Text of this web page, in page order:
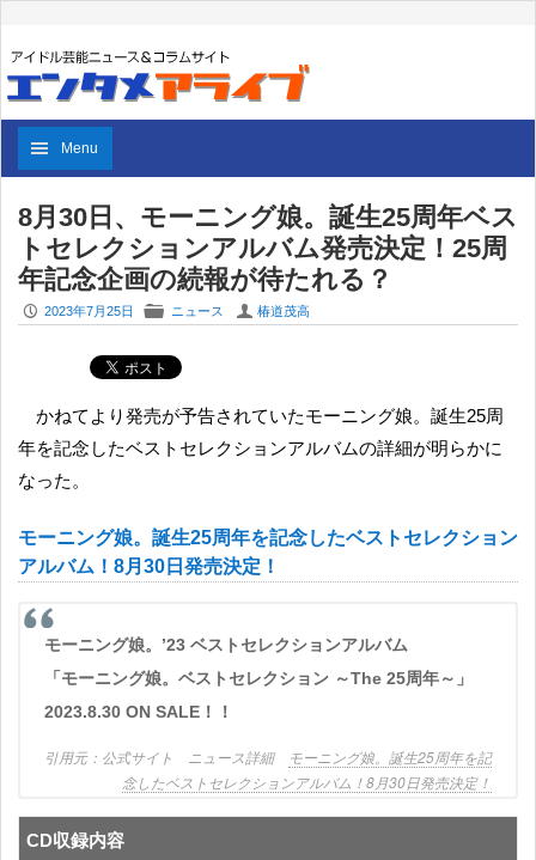
Menu
8月30日、モーニング娘。誕生25周年ベス
トセレクションアルバム発売決定！25周
年記念企画の続報が待たれる？
P 2023年7月25日 F ニュース U 椿道茂高
かねてより発売が予告されていたモーニング娘。誕生25周
年を記念したベストセレクションアルバムの詳細が明らかに
なった。
モーニング娘。誕生25周年を記念したベストセレクション
アルバム！8月30日発売決定！
モーニング娘。’23 ベストセレクションアルバム
「モーニング娘。ベストセレクション ～The 25周年～」
2023.8.30 ON SALE！！
公式サイト ニュース詳細
モーニング娘。誕生25周年を記
念したベストセレクションアルバム！8月30日発売決定！
CD収録内容